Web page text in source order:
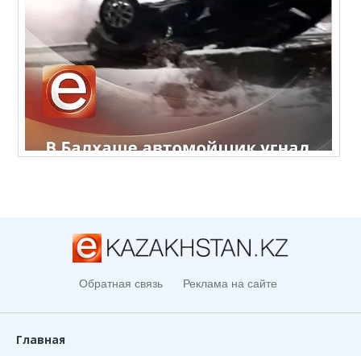
Обратная связь Реклама на сайте
Главная